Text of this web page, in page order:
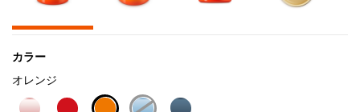
カラー
オレンジ